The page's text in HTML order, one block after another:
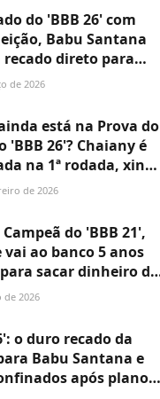
do 'BBB 26' com
Babu Santana
recado direto para
Renault, sua rival
de 2026
está na Prova do
'BBB 26'? Chaiany é
na 1ª rodada, xinga
promete 'Tá com
de 2026
do 'BBB 21',
vai ao banco 5 anos
sacar dinheiro do
e se CHOCA com
de 2026
o duro recado da
Babu Santana e
após plano